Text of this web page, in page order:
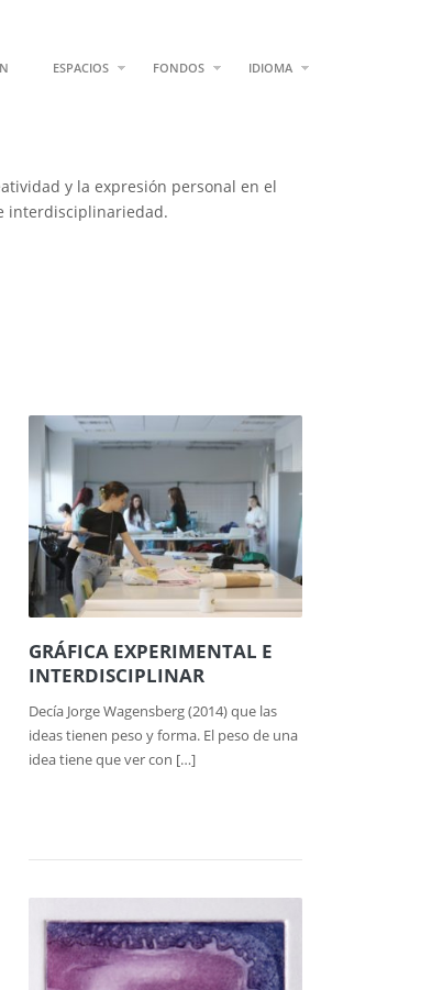
ESPACIOS FONDOS IDIOMA
y la expresión personal en el
interdisciplinariedad.
GRÁFICA EXPERIMENTAL E
INTERDISCIPLINAR
Decía Jorge Wagensberg (2014) que las
ideas tienen peso y forma. El peso de una
idea tiene que ver con […]